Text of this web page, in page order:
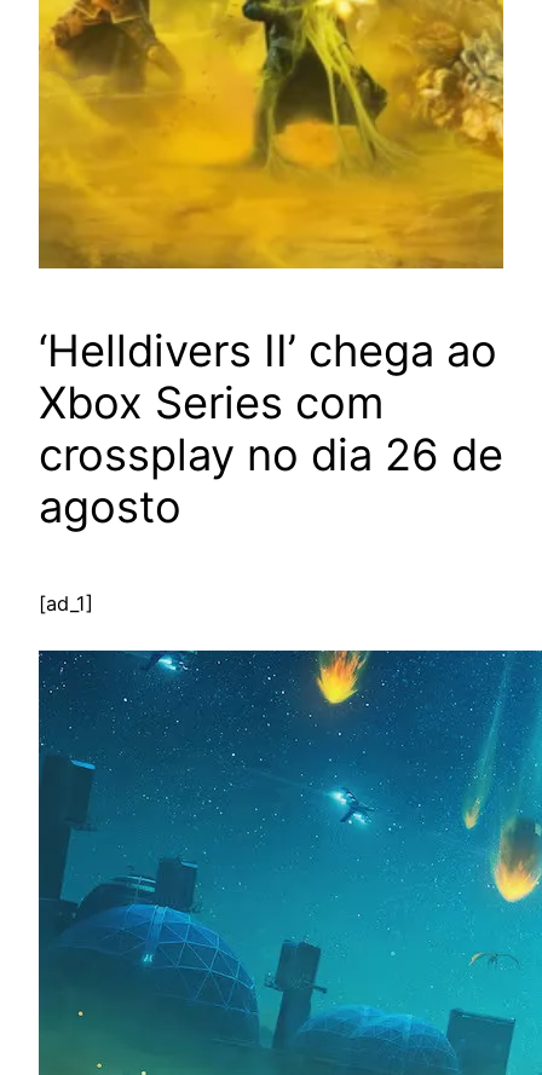
‘Helldivers II’ chega ao
Xbox Series com
crossplay no dia 26 de
agosto
[ad_1]